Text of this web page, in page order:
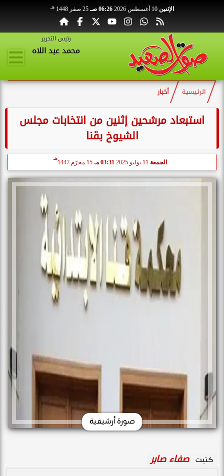
الإثنين 10 أغسطس 2026 06:26 صـ 25 صفر 1448 هـ
رئيس التحرير
محمد عبد اللاه
الرئيسية أخبار
استبعاد مرشحين إثنين من انتخابات مجلس
الشيوخ بقنا
الجمعة 03:31 مـ 15 محرّم 1447
هـ
صورة أرشيفية
كتبت صفاء صابر